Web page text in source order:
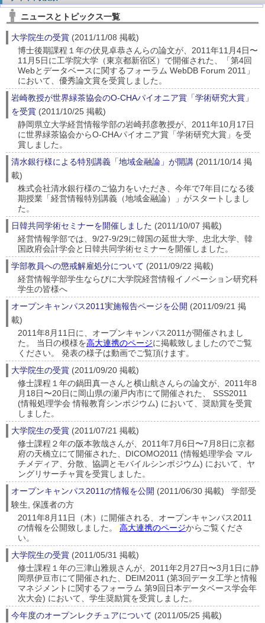
ニュースとトピックス一覧
大学院生の受賞 (2011/11/08 掲載)
博士後期課程１年の伏見卓恭さんらの論文が、2011年11月4日〜
11月5日に工学院大学（東京都新宿区）で開催された、「第4回
Webとデータベースに関するフォーラム WebDB Forum 2011」
において、優秀論文賞を受賞しました。
岩崎教授が世界緑茶協会のO-CHAパイオニア賞「学術研究大賞」
を受賞 (2011/10/25 掲載)
静岡県立大学経営情報学部の岩崎邦彦教授が、2011年10月17日
に世界緑茶協会からO-CHAパイオニア賞「学術研究大賞」を受
賞しました。
清水銀行様による特別講義「地域金融論」が開講 (2011/10/14 掲
載)
株式会社清水銀行様のご協力をいただき、今年で7年目になる後
期授業「経営情報特別講義（地域金融論）」がスタートしまし
た。
日韓共同学術セミナーを開催しました (2011/10/07 掲載)
経営情報学部では、9/27-9/29に韓国の延世大学、忠北大学、韓
国政府会計学会と日韓共同学術セミナーを開催しました。
学部教員への懲戒解雇処分について (2011/09/22 掲載)
経営情報学部学生ならびに大学院経営情報イノベーション研究科
学生の皆様へ
オープンキャンパス2011実施報告ページを公開 (2011/09/21 掲
載)
2011年8月11日に、オープンキャンパス2011が開催されまし
た。 当日の模様を高大連携のページに掲載致しましたのでご覧
ください。 発表の様子は動画でご覧頂けます。
大学院生の受賞 (2011/09/20 掲載)
修士課程１年の鍋田真一さんと横山航さんらの論文が、2011年8
月18日〜20日に岡山県の瀬戸内市にて開催された、 SSS2011
(情報処理学会 情報教育シンポジウム) において、奨励賞を受賞
しました。
大学院生の受賞 (2011/07/21 掲載)
修士課程２年の阪本敦哉さんが、2011年7月6日〜7月8日に京都
府の天橋立にて開催された、DICOMO2011 (情報処理学会 マル
チメディア、分散、協調とモバイルシンポジウム) において、ヤ
ングリサーチャ賞を受賞しました。
オープンキャンパス2011の情報を公開 (2011/06/30 掲載) 学部受
験生, 保護者の方
2011年8月11日（木）に開催される、オープンキャンパス2011
の情報を公開致しました。 高大連携のページからご覧くださ
い。
大学院生の受賞 (2011/05/31 掲載)
修士課程１年の三津山雅規さんが、2011年2月27日〜3月1日に静
岡県伊豆市にて開催された、DEIM2011 (第3回データ工学と情報
マネジメントに関するフォーラム 第9回日本データベース学会年
次大会) において、学生奨励賞を受賞しました。
今年度のオープンレクチュアについて (2011/05/25 掲載)